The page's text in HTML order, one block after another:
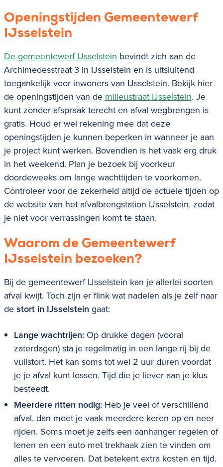
Openingstijden Gemeentewerf
IJsselstein
De gemeentewerfIJsselstein bevindt zich aan de
Archimedesstraat 3 in IJsselstein en is uitsluitend
toegankelijk voor inwoners van IJsselstein. Bekijk hier
de openingstijden van de milieustraat IJsselstein. Je
kunt zonder afspraak terecht en afval wegbrengen is
gratis. Houd er wel rekening mee dat deze
openingstijden je kunnen beperken in wanneer je aan
je project kunt werken. Bovendien is het vaak erg druk
in het weekend. Plan je bezoek bij voorkeur
doordeweeks om lange wachttijden te voorkomen.
Controleer voor de zekerheid altijd de actuele tijden op
de website van het afvalbrengstation IJsselstein, zodat
je niet voor verrassingen komt te staan.
Waarom de Gemeentewerf
IJsselstein bezoeken?
Bij de gemeentewerfIJsselstein kan je allerlei soorten
afval kwijt. Toch zijn er flink wat nadelen als je zelf naar
destort in IJsselstein gaat:
Lange wachtrijen:Op drukke dagen (vooral
zaterdagen) sta je regelmatig in een lange rij bij de
vuilstort. Het kan soms tot wel 2 uur duren voordat
je je afval kunt lossen. Tijd die je liever aan je klus
besteedt.
Meerdere ritten nodig:Heb je veel of verschillend
afval, dan moet je vaak meerdere keren op en neer
rijden. Soms moet je zelfs een aanhanger regelen of
lenen en een auto met trekhaak zien te vinden om
alles te vervoeren. Dat betekent extra kosten en tijd.